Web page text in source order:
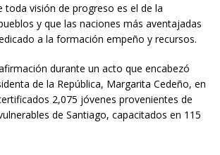
toda visión de progreso es el de la
y que las naciones más aventajadas
a la formación empeño y recursos.
durante un acto que encabezó
de la República, Margarita Cedeño, en
2,075 jóvenes provenientes de
de Santiago, capacitados en 115